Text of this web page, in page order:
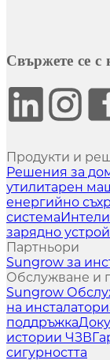
Свържете се
Продукти и
Решения за
утилитарен
енергийно
система
зарядно
Партньори
Sungrow за
Обслужване и
Sungrow
на инсталатори
поддръжка
истории ЧЗВ
сигурността